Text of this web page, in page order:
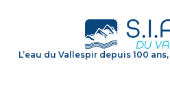
L’eau du Vallespir depuis 100